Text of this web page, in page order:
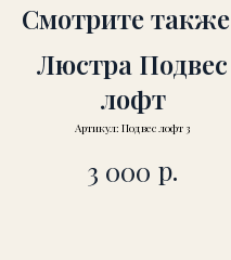
Смотрите также
Люстра Подвес
лофт
Артикул: Подвес лофт 3
3 000 р.